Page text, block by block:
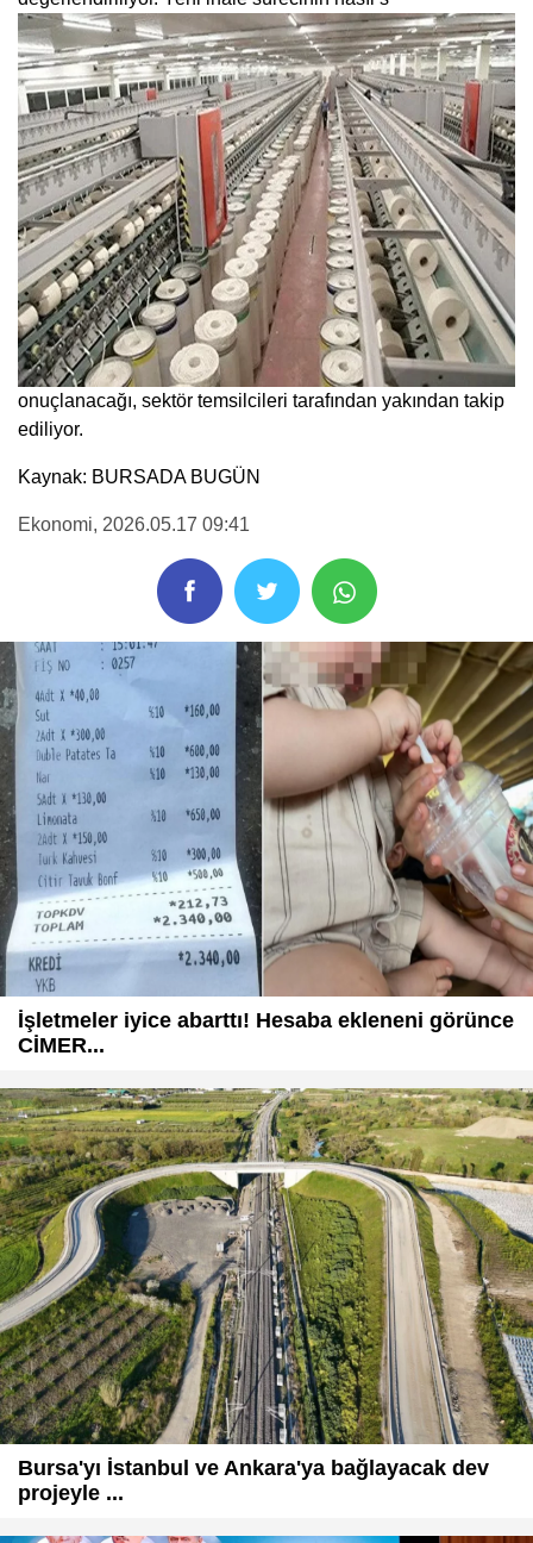
onuçlanacağı, sektör temsilcileri tarafından yakından takip
ediliyor.
Kaynak: BURSADA BUGÜN
Ekonomi, 2026.05.17 09:41
İşletmeler iyice abarttı! Hesaba ekleneni görünce
CİMER...
Bursa'yı İstanbul ve Ankara'ya bağlayacak dev
projeyle ...